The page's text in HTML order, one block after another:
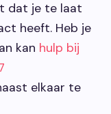
dat je te laat
heeft. Heb je
kan hulp bij
elkaar te